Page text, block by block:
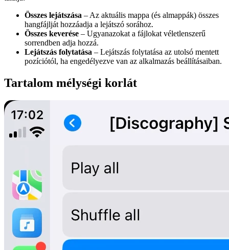
Összes lejátszása – Az aktuális mappa (és almappák) összes
hangfájlját hozzáadja a lejátszó sorához.
Összes keverése – Ugyanazokat a fájlokat véletlenszerű
sorrendben adja hozzá.
Lejátszás folytatása – Lejátszás folytatása az utolsó mentett
pozíciótól, ha engedélyezve van az alkalmazás beállításaiban.
Tartalom mélységi korlát